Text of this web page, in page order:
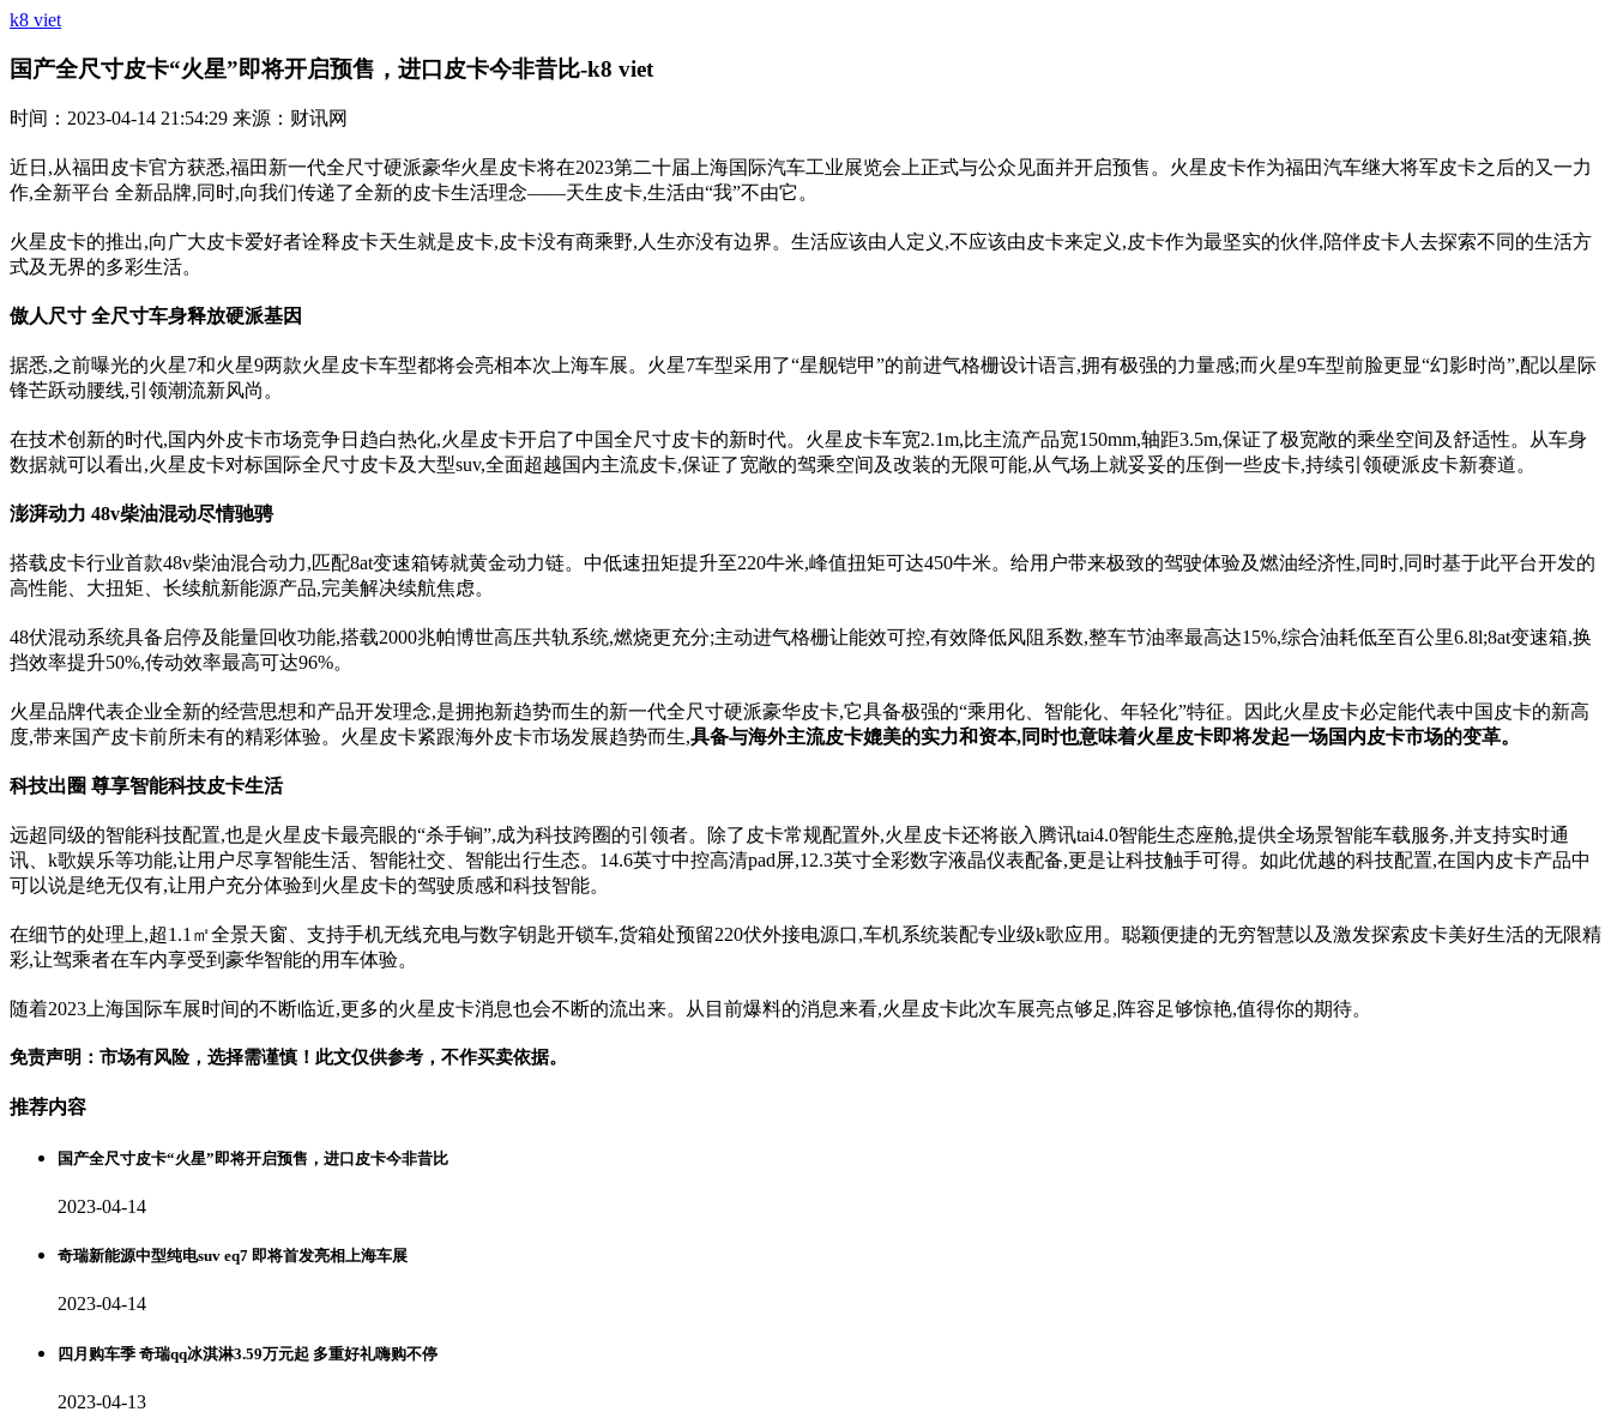
k8 viet
国产全尺寸皮卡“火星”即将开启预售，进口皮卡今非昔比-k8 viet
时间：2023-04-14 21:54:29 来源：财讯网
近日,从福田皮卡官方获悉,福田新一代全尺寸硬派豪华火星皮卡将在2023第二十届上海国际汽车工业展览会上正式与公众见面并开启预售。火星皮卡作为福田汽车继大将军皮卡之后的又一力
作,全新平台 全新品牌,同时,向我们传递了全新的皮卡生活理念——天生皮卡,生活由“我”不由它。
火星皮卡的推出,向广大皮卡爱好者诠释皮卡天生就是皮卡,皮卡没有商乘野,人生亦没有边界。生活应该由人定义,不应该由皮卡来定义,皮卡作为最坚实的伙伴,陪伴皮卡人去探索不同的生活方
式及无界的多彩生活。
傲人尺寸 全尺寸车身释放硬派基因
据悉,之前曝光的火星7和火星9两款火星皮卡车型都将会亮相本次上海车展。火星7车型采用了“星舰铠甲”的前进气格栅设计语言,拥有极强的力量感;而火星9车型前脸更显“幻影时尚”,配以星际
锋芒跃动腰线,引领潮流新风尚。
在技术创新的时代,国内外皮卡市场竞争日趋白热化,火星皮卡开启了中国全尺寸皮卡的新时代。火星皮卡车宽2.1m,比主流产品宽150mm,轴距3.5m,保证了极宽敞的乘坐空间及舒适性。从车身
数据就可以看出,火星皮卡对标国际全尺寸皮卡及大型suv,全面超越国内主流皮卡,保证了宽敞的驾乘空间及改装的无限可能,从气场上就妥妥的压倒一些皮卡,持续引领硬派皮卡新赛道。
澎湃动力 48v柴油混动尽情驰骋
搭载皮卡行业首款48v柴油混合动力,匹配8at变速箱铸就黄金动力链。中低速扭矩提升至220牛米,峰值扭矩可达450牛米。给用户带来极致的驾驶体验及燃油经济性,同时,同时基于此平台开发的
高性能、大扭矩、长续航新能源产品,完美解决续航焦虑。
48伏混动系统具备启停及能量回收功能,搭载2000兆帕博世高压共轨系统,燃烧更充分;主动进气格栅让能效可控,有效降低风阻系数,整车节油率最高达15%,综合油耗低至百公里6.8l;8at变速箱,换
挡效率提升50%,传动效率最高可达96%。
火星品牌代表企业全新的经营思想和产品开发理念,是拥抱新趋势而生的新一代全尺寸硬派豪华皮卡,它具备极强的“乘用化、智能化、年轻化”特征。因此火星皮卡必定能代表中国皮卡的新高
度,带来国产皮卡前所未有的精彩体验。火星皮卡紧跟海外皮卡市场发展趋势而生,具备与海外主流皮卡媲美的实力和资本,同时也意味着火星皮卡即将发起一场国内皮卡市场的变革。
科技出圈 尊享智能科技皮卡生活
远超同级的智能科技配置,也是火星皮卡最亮眼的“杀手锏”,成为科技跨圈的引领者。除了皮卡常规配置外,火星皮卡还将嵌入腾讯tai4.0智能生态座舱,提供全场景智能车载服务,并支持实时通
讯、k歌娱乐等功能,让用户尽享智能生活、智能社交、智能出行生态。14.6英寸中控高清pad屏,12.3英寸全彩数字液晶仪表配备,更是让科技触手可得。如此优越的科技配置,在国内皮卡产品中
可以说是绝无仅有,让用户充分体验到火星皮卡的驾驶质感和科技智能。
在细节的处理上,超1.1㎡全景天窗、支持手机无线充电与数字钥匙开锁车,货箱处预留220伏外接电源口,车机系统装配专业级k歌应用。聪颖便捷的无穷智慧以及激发探索皮卡美好生活的无限精
彩,让驾乘者在车内享受到豪华智能的用车体验。
随着2023上海国际车展时间的不断临近,更多的火星皮卡消息也会不断的流出来。从目前爆料的消息来看,火星皮卡此次车展亮点够足,阵容足够惊艳,值得你的期待。
免责声明：市场有风险，选择需谨慎！此文仅供参考，不作买卖依据。
推荐内容
国产全尺寸皮卡“火星”即将开启预售，进口皮卡今非昔比
2023-04-14
奇瑞新能源中型纯电suv eq7 即将首发亮相上海车展
2023-04-14
四月购车季 奇瑞qq冰淇淋3.59万元起 多重好礼嗨购不停
2023-04-13